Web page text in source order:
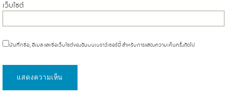
เว็บไซต์
บันทึกชื่อ, อีเมล และชื่อเว็บไซต์ของฉันบนเบราว์เซอร์นี้ สำหรับการแสดงความเห็นครั้งถัดไป